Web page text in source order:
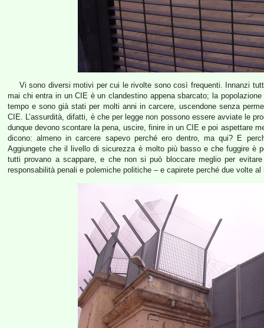
Vi sono diversi motivi per cui le rivolte sono così frequenti. Innanzi
mai chi entra in un CIE è un clandestino appena sbarcato; la
tempo e sono già stati per molti anni in carcere, uscendone senza
CIE. L’assurdità, difatti, è che per legge non possono essere avviate le
dunque devono scontare la pena, uscire, finire in un CIE e poi aspettare
dicono: almeno in carcere sapevo perché ero dentro, ma qui? E
Aggiungete che il livello di sicurezza è molto più basso e che fuggire è
tutti provano a scappare, e che non si può bloccare meglio per
responsabilità penali e polemiche politiche – e capirete perché due volte al